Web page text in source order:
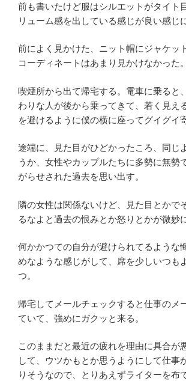
前も書いたけど服はシルエットがタイト
リューム感を出している感じが良い感じ
前によく見かけた、ニット帽にジャケッ
コーディネートはあまり見かけなかった。
喫煙所から出て帰宅する。電車に乗ると
わりな人が後から乗ってきて、若く見え
を避けるように僕の横に座ってグイグイ
途端に、見た目がひどかったころ、同じ
うか、女性やカップルたちに多勢に無勢
がらせされた過去を思い出す。
隣の女性は関係ないけど、見た目とかで
るなよと過去の恨みとか怒りとかが微妙
何かかつての自分が避けられてるような
めなような感じがして、席を少しいつも
つ。
帰宅してメールチェックすると仕事のメ
ていて、強めにガクッと来る。
このままだと最近の疲れを理由に具合が
して、ウツかもとか思うようにして仕事
りそうなので、とりあえずライターを布